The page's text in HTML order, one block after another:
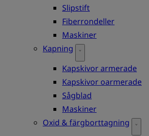
Slipstift
Fiberrondeller
Maskiner
Kapning
Kapskivor armerade
Kapskivor oarmerade
Sågblad
Maskiner
Oxid & färgborttagning